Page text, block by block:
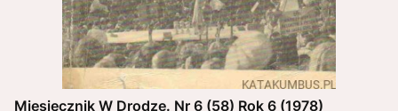
Miesięcznik W Drodze. Nr 6 (58) Rok 6 (1978)